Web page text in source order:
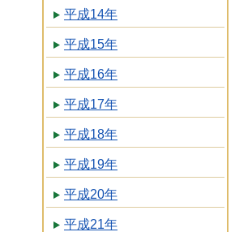
平成14年
平成15年
平成16年
平成17年
平成18年
平成19年
平成20年
平成21年